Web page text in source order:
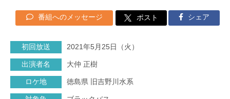
番組へのメッセージ ポスト シェア
初回放送 2021年5月25日（火）
出演者名 大仲 正樹
ロケ地 徳島県 旧吉野川水系